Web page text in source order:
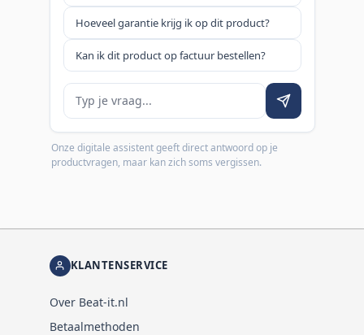
Hoeveel garantie krijg ik op dit product?
Kan ik dit product op factuur bestellen?
Je vraag
Onze digitale assistent geeft direct antwoord op je
productvragen, maar kan zich soms vergissen.
KLANTENSERVICE
Over Beat-it.nl
Betaalmethoden